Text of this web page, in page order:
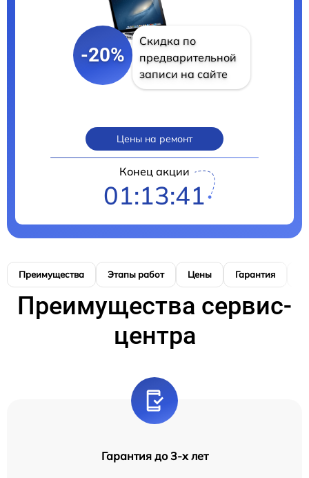
-20%
Скидка по
предварительной
записи на сайте
Цены на ремонт
Конец акции
01:13:40
Преимущества Этапы работ Цены Гарантия
Преимущества сервис-
центра
Гарантия до 3-х лет